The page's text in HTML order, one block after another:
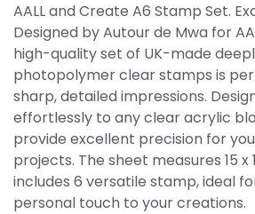
AALL and Create A6 Stamp Set.
Designed by Autour de Mwa for
high-quality set of UK-made
photopolymer clear stamps is
sharp, detailed impressions.
effortlessly to any clear acrylic
provide excellent precision for
projects. The sheet measures 15 x
includes 6 versatile stamp, ideal
personal touch to your creations.